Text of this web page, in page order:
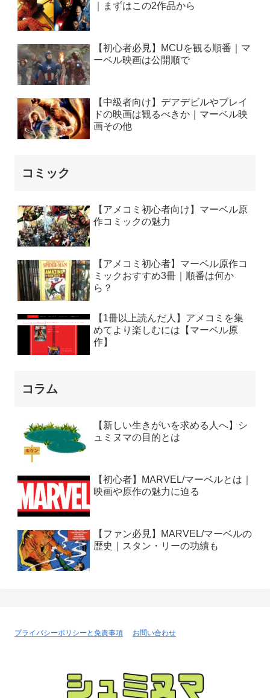
｜まずはこの2作品から
【初心者必見】MCUを観る順番｜マ
ーベル映画は公開順で
【中級者向け】デアデビルやブレイ
ドの映画は観るべきか｜マーベル映
画その他
コミック
【アメコミ初心者向け】マーベル原
作コミックの魅力
【アメコミ初心者】マーベル原作コ
ミックおすすめ3冊｜順番は何か
ら？
【1冊以上読んだ人】アメコミを集
めてより楽しむには【マーベル原
作】
コラム
【新しい生きがいを求める人へ】シ
ュミヌマの目的とは
【初心者】MARVEL/マーベルとは｜
映画や原作の魅力に迫る
【ファン必見】MARVEL/マーベルの
歴史｜スタン・リーの功績も
プライバシーポリシーと免責事項 お問い合わせ